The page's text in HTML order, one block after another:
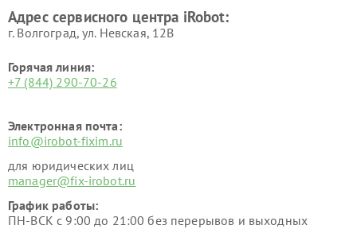
Адрес сервисного центра iRobot:
г. Волгоград, ул. Невская, 12В
Горячая линия:
+7 (844) 290-70-26
Электронная почта:
info@irobot-fixim.ru
для юридических лиц
manager@fix-irobot.ru
График работы:
ПН-ВСК с 9:00 до 21:00 без перерывов и выходных